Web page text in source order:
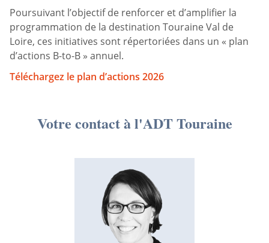
Poursuivant l’objectif de renforcer et d’amplifier la
programmation de la destination Touraine Val de
Loire, ces initiatives sont répertoriées dans un « plan
d’actions B-to-B » annuel.
Téléchargez le plan d’actions 2026
Votre contact à l'ADT Touraine